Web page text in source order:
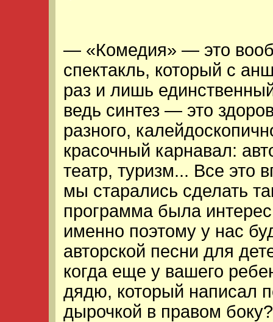
— «Комедия» — это
спектакль, который с
раз и лишь
ведь синтез — это
разного,
красочный карнавал:
театр, туризм... Все это
мы старались сделать
программа была
именно поэтому у нас
авторской песни для
когда еще у вашего
дядю, который написал
дырочкой в правом боку?